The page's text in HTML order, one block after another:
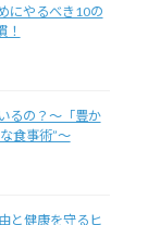
にやるべき10の
！
るの？～「豊か
食事術”～
と健康を守るヒ